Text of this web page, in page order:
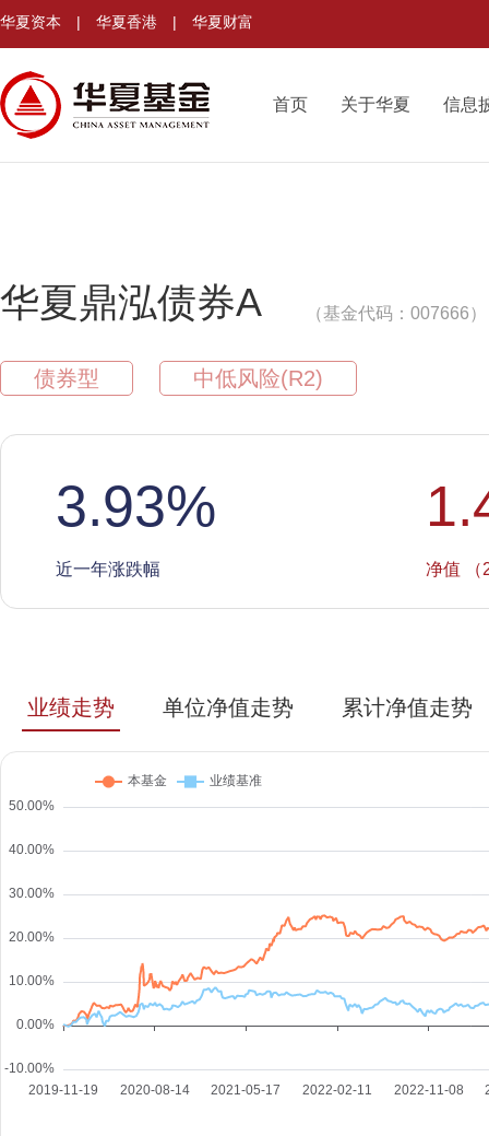
华夏资本 | 华夏香港 | 华夏财富
首页 关于华夏 信息
华夏鼎泓债券A （基金代码：007666）
债券型 中低风险(R2)
3.93%
近一年涨跌幅 净值 （
业绩走势 单位净值走势 累计净值走势